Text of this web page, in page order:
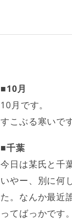
■10月
10月です。
すこぶる寒いです
■千葉
今日は某氏と千
いやー、別に何
た。なんか最近
ってばっかです。